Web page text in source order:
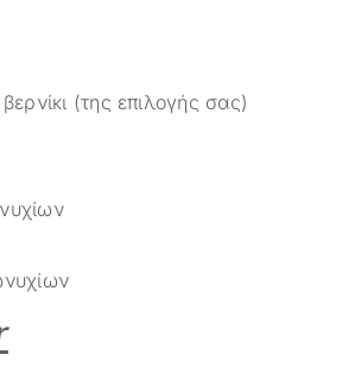
(της επιλογής σας)